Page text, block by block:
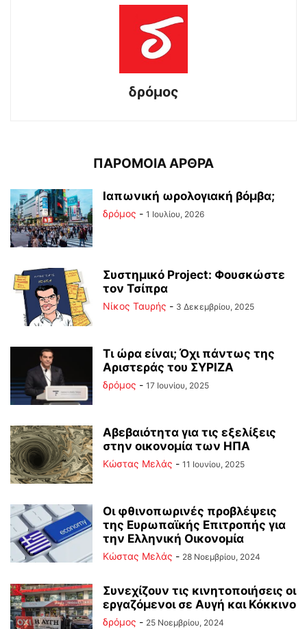
δρόμος
ΠΑΡΟΜΟΙΑ ΑΡΘΡΑ
Ιαπωνική ωρολογιακή βόμβα;
δρόμος - 1 Ιουλίου, 2026
Συστημικό Project: Φουσκώστε
τον Τσίπρα
Νίκος Ταυρής - 3 Δεκεμβρίου, 2025
Τι ώρα είναι; Όχι πάντως της
Αριστεράς του ΣΥΡΙΖΑ
δρόμος - 17 Ιουνίου, 2025
Αβεβαιότητα για τις εξελίξεις
στην οικονομία των ΗΠΑ
Κώστας Μελάς - 11 Ιουνίου, 2025
Οι φθινοπωρινές προβλέψεις
της Ευρωπαϊκής Επιτροπής για
την Ελληνική Οικονομία
Κώστας Μελάς - 28 Νοεμβρίου, 2024
Συνεχίζουν τις κινητοποιήσεις οι
εργαζόμενοι σε Αυγή και Κόκκινο
δρόμος - 25 Νοεμβρίου, 2024